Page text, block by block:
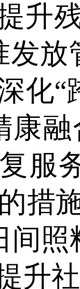
升
发
化“
康
服
措
间照
升